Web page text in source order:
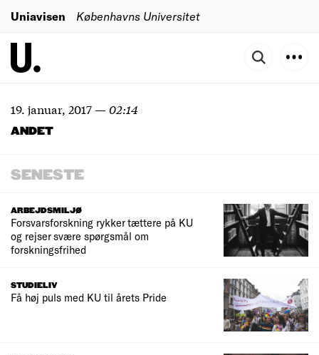
Uniavisen Københavns Universitet
19. januar, 2017—02:14
ANDET
SENESTE
ARBEJDSMILJØ
Forsvarsforskning rykker tættere på KU
og rejser svære spørgsmål om
forskningsfrihed
STUDIELIV
Få høj puls med KU til årets Pride